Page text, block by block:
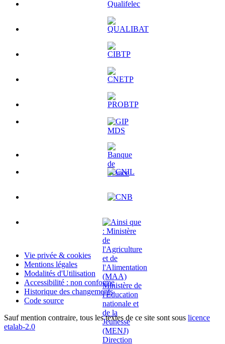
Vie privée & cookies
Mentions légales
Modalités d'Utilisation
Accessibilité : non conforme
Historique des changements
Code source
Sauf mention contraire, tous les textes de ce site sont sous licence
etalab-2.0